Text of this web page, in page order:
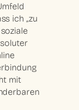
ich „zu
mit